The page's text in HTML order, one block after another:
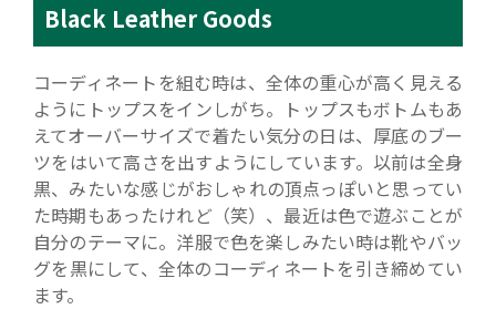
Black Leather Goods
コーディネートを組む時は、全体の重心が高く見える
ようにトップスをインしがち。トップスもボトムもあ
えてオーバーサイズで着たい気分の日は、厚底のブー
ツをはいて高さを出すようにしています。以前は全身
黒、みたいな感じがおしゃれの頂点っぽいと思ってい
た時期もあったけれど（笑）、最近は色で遊ぶことが
自分のテーマに。洋服で色を楽しみたい時は靴やバッ
グを黒にして、全体のコーディネートを引き締めてい
ます。